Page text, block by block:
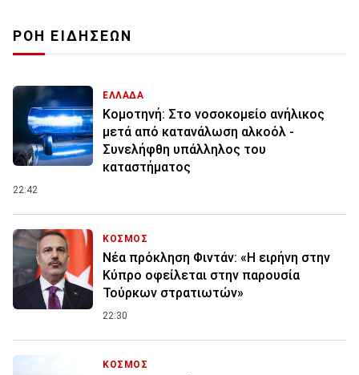
ΡΟΗ ΕΙΔΗΣΕΩΝ
ΕΛΛΑΔΑ
Κομοτηνή: Στο νοσοκομείο ανήλικος
μετά από κατανάλωση αλκοόλ -
Συνελήφθη υπάλληλος του
καταστήματος
22:42
ΚΟΣΜΟΣ
Νέα πρόκληση Φιντάν: «Η ειρήνη στην
Κύπρο οφείλεται στην παρουσία
Τούρκων στρατιωτών»
22:30
ΚΟΣΜΟΣ